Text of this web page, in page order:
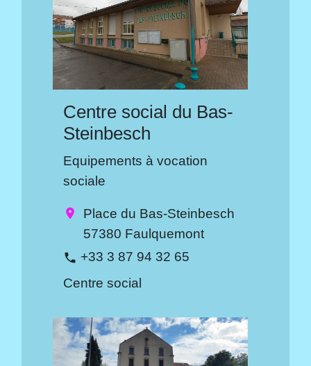
Centre social du Bas-
Steinbesch
Equipements à vocation
sociale
location_on
Place du Bas-Steinbesch
57380 Faulquemont
phone +33 3 87 94 32 65
Centre social